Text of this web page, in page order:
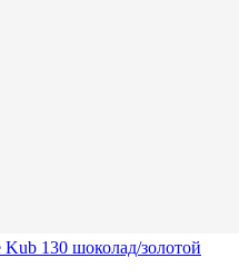
130 шоколад/золотой